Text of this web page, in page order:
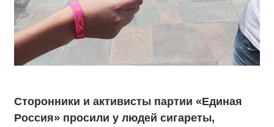
Сторонники и активисты партии «Единая
Россия» просили у людей сигареты,